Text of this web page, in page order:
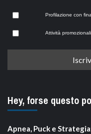
Profilazione con
Attività
Hey, forse questo
Apnea, Puck e